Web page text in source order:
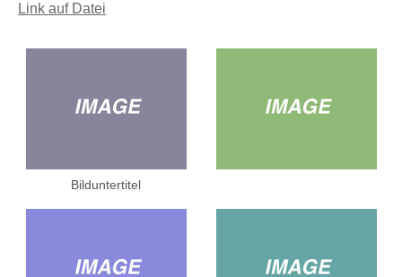
Link auf Datei
Bilduntertitel